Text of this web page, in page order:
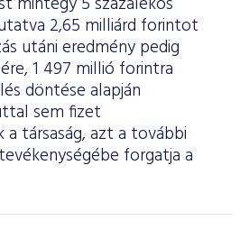
2,65 milliárd forintot
utáni eredmény pedig
1 497 millió forintra
döntése alapján
sem fizet
a társaság, azt a további
forgatja a